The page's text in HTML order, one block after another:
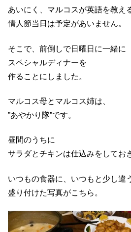
あいにく、マルコスが英語を教え
情人節当日は予定があいません。
そこで、前倒しで日曜日に一緒に
スペシャルディナーを
作ることにしました。
マルコス母とマルコス姉は、
”あやかり隊”です。
昼間のうちに
サラダとチキンは仕込みをしてお
いつもの食器に、いつもと少し違
盛り付けた写真がこちら。